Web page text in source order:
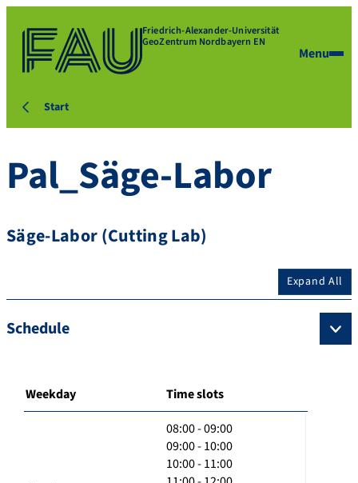
Friedrich-Alexander-Universität
GeoZentrum Nordbayern EN
Menu
Start
Pal_Säge-Labor
Säge-Labor (Cutting Lab)
Expand All
Schedule
Weekday Time slots
08:00 - 09:00
09:00 - 10:00
10:00 - 11:00